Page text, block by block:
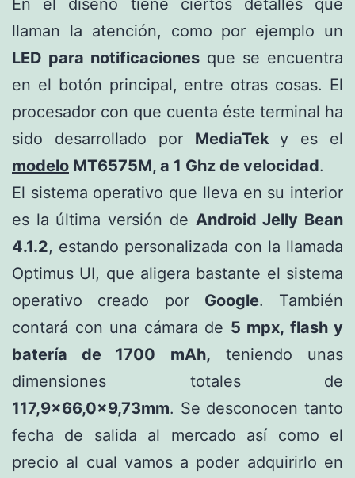
llaman la atención, como por ejemplo un
LED para notificaciones que se encuentra
en el botón principal, entre otras cosas. El
procesador con que cuenta éste terminal ha
sido desarrollado por MediaTeky es el
modelo MT6575M, a 1 Ghz de velocidad.
El sistema operativo que lleva en su interior
es la última versión de Android Jelly Bean
4.1.2, estando personalizada con la llamada
Optimus UI, que aligera bastante el sistema
operativo creado por Google. También
contará con una cámara de 5 mpx, flash y
batería de 1700 mAh, teniendo unas
dimensiones totales de
117,9×66,0x9,73mm. Se desconocen tanto
fecha de salida al mercado así como el
precio al cual vamos a poder adquirirlo en